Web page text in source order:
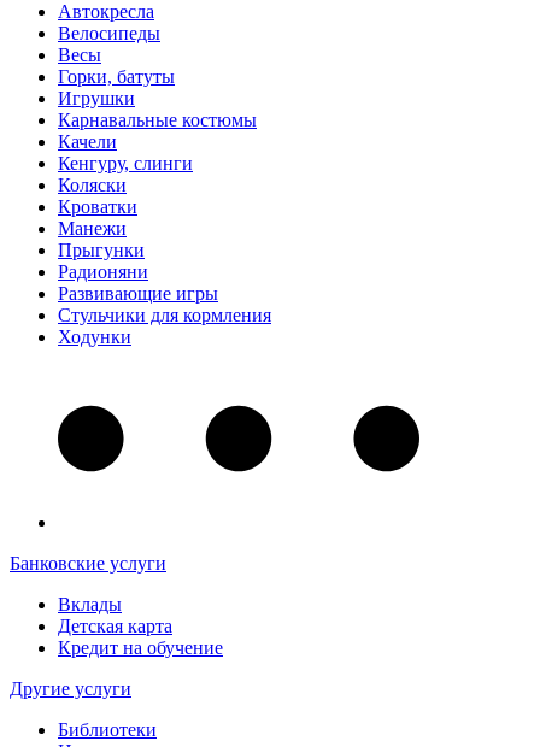
Автокресла
Велосипеды
Весы
Горки, батуты
Игрушки
Карнавальные костюмы
Качели
Кенгуру, слинги
Коляски
Кроватки
Манежи
Прыгунки
Радионяни
Развивающие игры
Стульчики для кормления
Ходунки
Банковские услуги
Вклады
Детская карта
Кредит на обучение
Другие услуги
Библиотеки